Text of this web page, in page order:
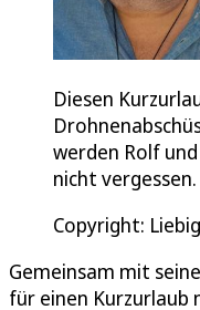
Diesen
werden Rolf
nicht vergessen.
Copyright: Liebig
Gemeinsam mit
für einen Kurzurlaub